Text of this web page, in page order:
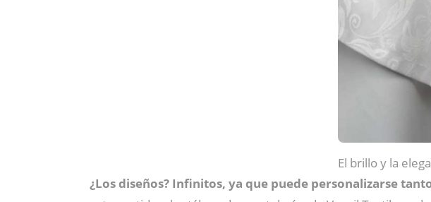
El brillo y la
¿Los diseños? Infinitos, ya que puede personalizarse